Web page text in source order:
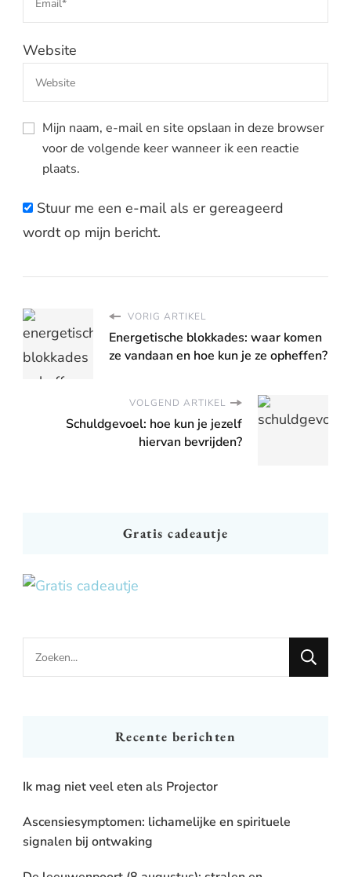
Website
Mijn naam, e-mail en site opslaan in deze browser
voor de volgende keer wanneer ik een reactie
plaats.
Stuur me een e-mail als er gereageerd
wordt op mijn bericht.
VORIG ARTIKEL
Energetische blokkades: waar komen
ze vandaan en hoe kun je ze opheffen?
VOLGEND ARTIKEL
Schuldgevoel: hoe kun je jezelf
hiervan bevrijden?
Gratis cadeautje
Looking
for
Recente berichten
Ik mag niet veel eten als Projector
Ascensiesymptomen: lichamelijke en spirituele
signalen bij ontwaking